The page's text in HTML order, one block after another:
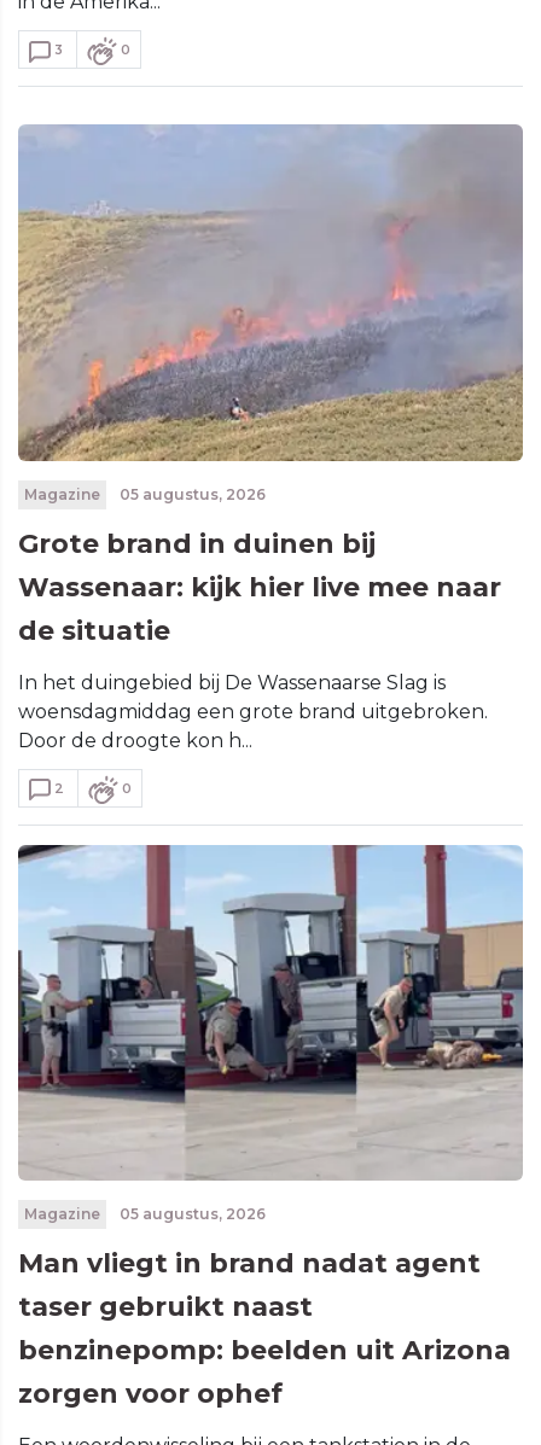
3 0
Magazine 05 augustus, 2026
Grote brand in duinen bij
Wassenaar: kijk hier live mee naar
de situatie
In het duingebied bij De Wassenaarse Slag is
woensdagmiddag een grote brand uitgebroken.
Door de droogte kon h...
2 0
Magazine 05 augustus, 2026
Man vliegt in brand nadat agent
taser gebruikt naast
benzinepomp: beelden uit Arizona
zorgen voor ophef